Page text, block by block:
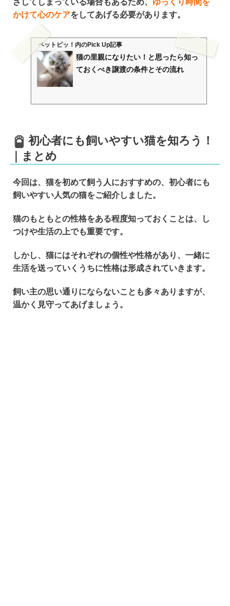
ざしてしまっている場合もあるため、 ゆっくり時間を
かけて心のケアをしてあげる必要があります。
ペットピッ！ 内のPick Up記事
猫の里親になりたい！と思ったら知っ
ておくべき譲渡の条件とその流れ
初心者にも飼いやすい猫を知ろう！
｜まとめ
今回は、猫を初めて飼う人におすすめの、初心者にも
飼いやすい人気の猫をご紹介しました。
猫のもともとの性格をある程度知っておくことは、し
つけや生活の上でも重要です。
しかし、猫にはそれぞれの個性や性格があり、一緒に
生活を送っていくうちに性格は形成されていきます。
飼い主の思い通りにならないことも多々ありますが、
温かく見守ってあげましょう。